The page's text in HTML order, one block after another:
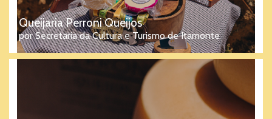
Queijaria Perroni Queijos
por Secretaria da Cultura e Turismo de Itamonte